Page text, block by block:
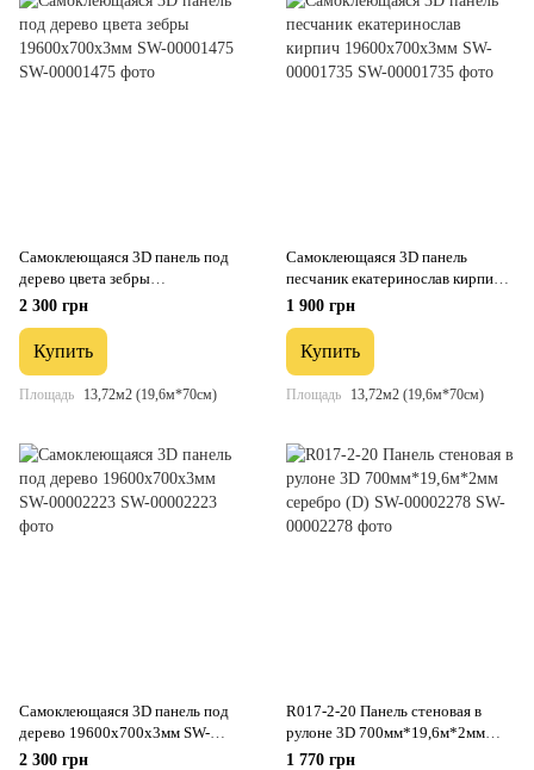
Самоклеющаяся 3D панель под
дерево цвета зебры
19600х700х3мм SW-00001475
2 300 грн
Купить
Площадь 13,72м2 (19,6м*70см)
Самоклеющаяся 3D панель
песчаник екатеринослав кирпич
19600х700х3мм SW-00001735
1 900 грн
Купить
Площадь 13,72м2 (19,6м*70см)
Самоклеющаяся 3D панель под
дерево 19600х700х3мм SW-
00002223
2 300 грн
R017-2-20 Панель стеновая в
рулоне 3D 700мм*19,6м*2мм
серебро (D) SW-00002278
1 770 грн